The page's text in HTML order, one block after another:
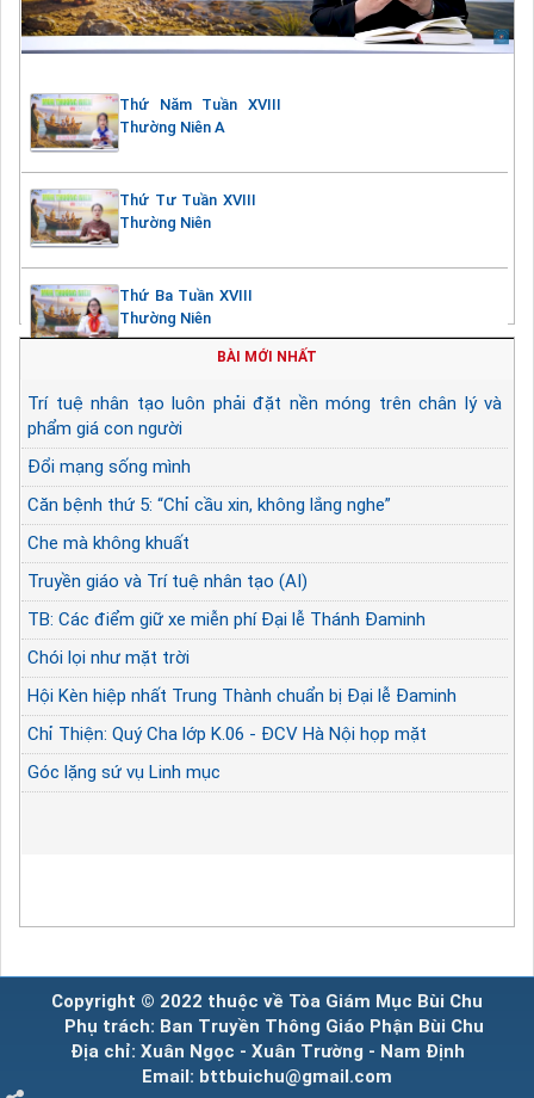
Thứ Năm Tuần XVIII
Thường Niên A
Thứ Tư Tuần XVIII
Thường Niên
Thứ Ba Tuần XVIII
Thường Niên
BÀI MỚI NHẤT
Trí tuệ nhân tạo luôn phải đặt nền móng trên chân lý và
phẩm giá con người
Đổi mạng sống mình
Căn bệnh thứ 5: “Chỉ cầu xin, không lắng nghe”
Che mà không khuất
Truyền giáo và Trí tuệ nhân tạo (AI)
TB: Các điểm giữ xe miễn phí Đại lễ Thánh Đaminh
Chói lọi như mặt trời
Hội Kèn hiệp nhất Trung Thành chuẩn bị Đại lễ Đaminh
Chỉ Thiện: Quý Cha lớp K.06 - ĐCV Hà Nội họp mặt
Góc lặng sứ vụ Linh mục
Copyright © 2022 thuộc về Tòa Giám Mục Bùi Chu
Phụ trách: Ban Truyền Thông Giáo Phận Bùi Chu
Địa chỉ: Xuân Ngọc - Xuân Trường - Nam Định
Email: bttbuichu@gmail.com